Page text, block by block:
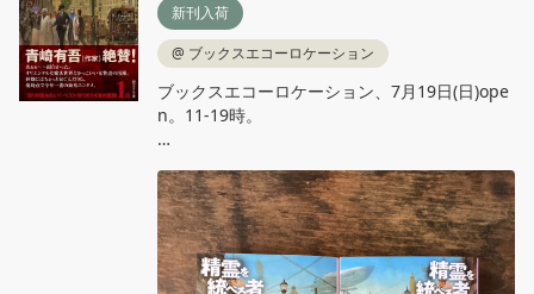
新刊入荷
@ ブックスエコーロケーション
ブックスエコーロケーション、7月19日(日)ope
n。11‐19時。
べる者』創元SF文庫
世界の破滅を防げ！魔術省の敏腕女性エージェ
ント・ファトマと恋人の女性シティたちが、精
霊と人間、魔法と科学が混じり合う蒸気都市を
駆ける！